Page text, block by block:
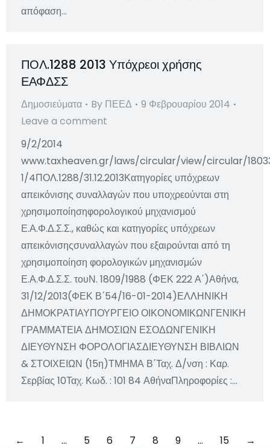
απόφαση…
ΠΟΛ.1288 2013 Υπόχρεοι χρήσης
ΕΑΦΔΣΣ
Δημοσιεύματα By ΠΕΕΔ
9 Φεβρουαρίου 2014
Leave a comment
9/2/2014
www.taxheaven.gr/laws/circular/view/circular/
1/4ΠΟΛ.1288/31.12.2013Κατηγορίες υπόχρεων
απεικόνισης συναλλαγών που υποχρεούνται στη
χρησιμοποίησηφορολογικού μηχανισμού
Ε.Α.Φ.Δ.Σ.Σ., καθώς και κατηγορίες υπόχρεων
απεικόνισηςσυναλλαγών που εξαιρούνται από τη
χρησιμοποίηση φορολογικών μηχανισμών
Ε.Α.Φ.Δ.Σ.Σ. τουΝ. 1809/1988 (ΦΕΚ 222 Α΄)Αθήνα,
31/12/2013(ΦΕΚ Β΄54/16-01-2014)ΕΛΛΗΝΙΚΗ
ΔΗΜΟΚΡΑΤΙΑΥΠΟΥΡΓΕΙΟ ΟΙΚΟΝΟΜΙΚΩΝΓΕΝΙΚΗ
ΓΡΑΜΜΑΤΕΙΑ ΔΗΜΟΣΙΩΝ ΕΣΟΔΩΝΓΕΝΙΚΗ
ΔΙΕΥΘΥΝΣΗ ΦΟΡΟΛΟΓΙΑΣΔΙΕΥΘΥΝΣΗ ΒΙΒΛΙΩΝ
& ΣΤΟΙΧΕΙΩΝ (15η)ΤΜΗΜΑ Β΄Ταχ. Δ/νση : Καρ.
Σερβίας 10Ταχ. Κωδ. : 101 84 ΑθήναΠληροφορίες :…
← 1 … 5 6 7 8 9 … 15 →